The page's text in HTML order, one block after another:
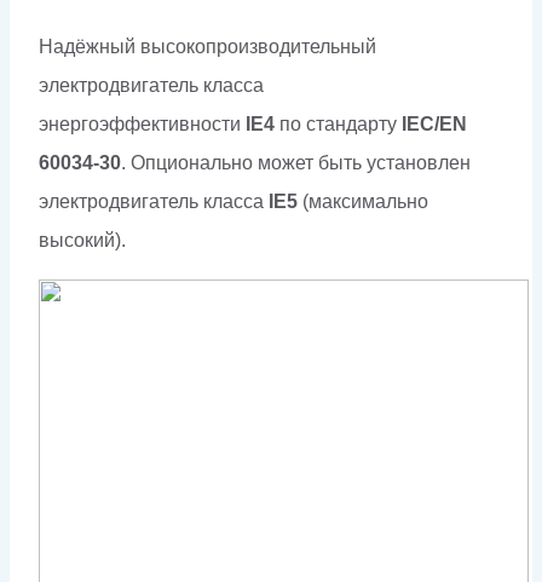
Надёжный высокопроизводительный
электродвигатель класса
энергоэффективности
IE4 по стандарту
IEC/EN
60034-30. Опционально может быть установлен
электродвигатель класса
IE5 (максимально
высокий).